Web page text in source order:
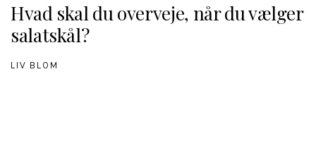
Hvad skal du overveje, når du vælger
salatskål?
LIV BLOM